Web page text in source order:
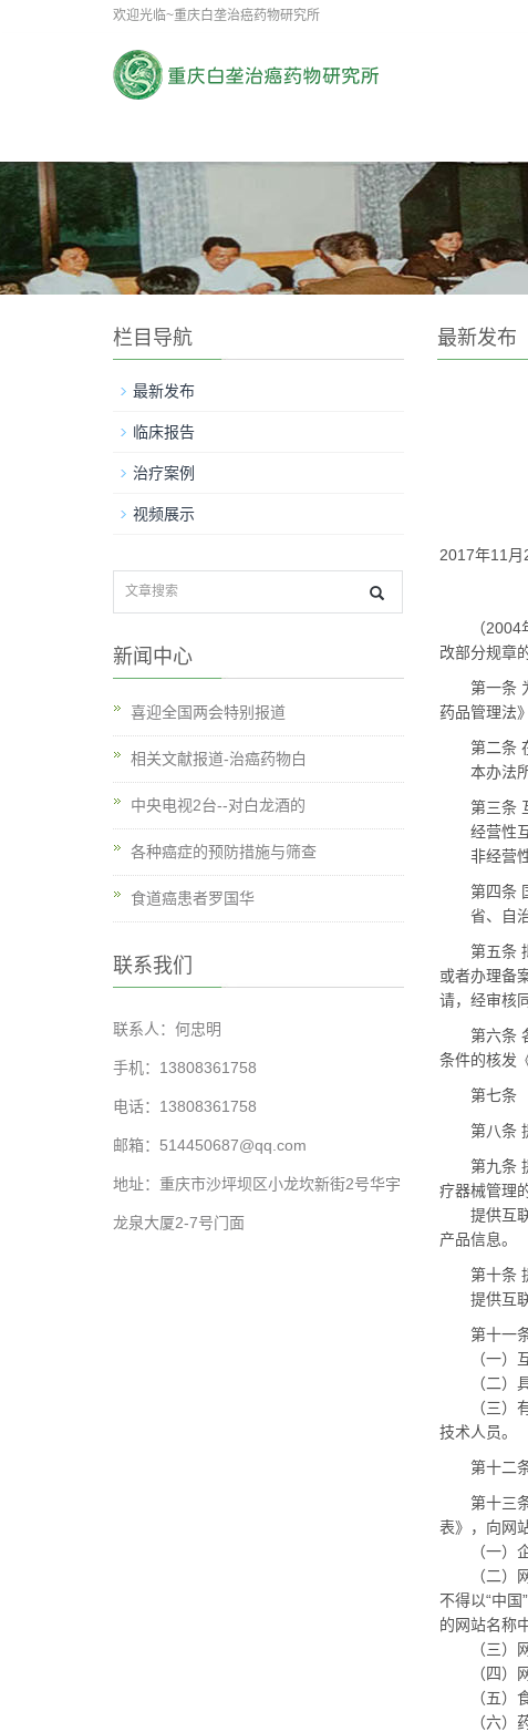
欢迎光临~重庆白垄治癌药物研究所
最新发布
2017年11 月
（2004
改部分规章
第一条 为
药品管理法
第二条 在
本办法所
第三条 互
经营性互
非经营性
第四条 国
省、自治
第五条 拟
或者办理备
请，经审核
第六条 各
条件的核发
第七条 《
第八条 提
第九条 提
疗器械管理
提供互联
产品信息。
第十条 提
提供互联
第十一条
（一）互
（二）具
（三）有
技术人员。
第十二条
第十三条
表》，向网
（一）企
（二）网
不得以“中
的网站名称
（三）网
（四）网
（五）食
（六）药
栏目导航
最新发布
临床报告
治疗案例
视频展示
新闻中心
喜迎全国两会特别报道
相关文献报道-治癌药物白
中央电视2台--对白龙酒的
各种癌症的预防措施与筛查
食道癌患者罗国华
联系我们
联系人：何忠明
手机：13808361758
电话：13808361758
邮箱：514450687@qq.com
地址：重庆市沙坪坝区小龙坎新街2号华宇
龙泉大厦2-7号门面